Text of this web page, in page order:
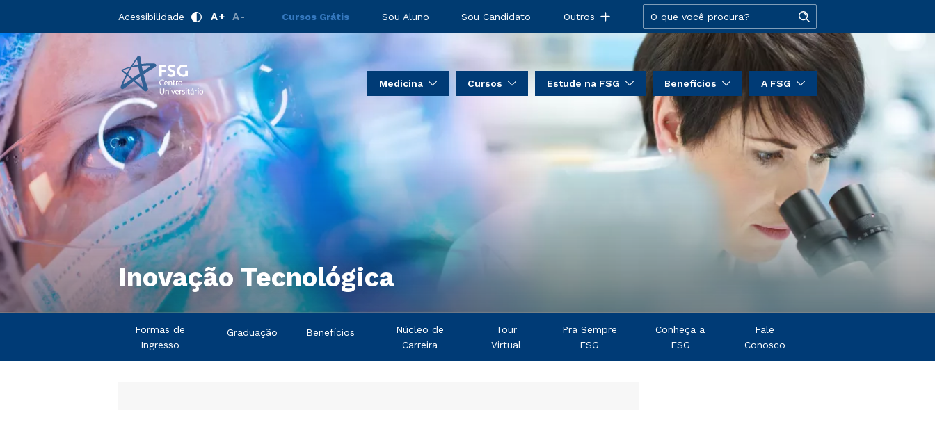
Acessibilidade A+ A- Cursos Grátis Sou Aluno Sou Candidato Outros
Medicina Cursos Estude na FSG Benefícios A FSG
Inovação Tecnológica
Formas de
Ingresso
Graduação Benefícios
Núcleo de
Carreira
Tour
Virtual
Pra Sempre
FSG
Conheça a
FSG
Fale
Conosco